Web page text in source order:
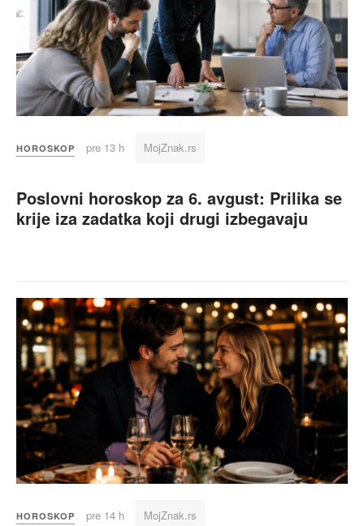
HOROSKOP pre 13 h MojZnak.rs
Poslovni horoskop za 6. avgust: Prilika se
krije iza zadatka koji drugi izbegavaju
HOROSKOP pre 14 h MojZnak.rs